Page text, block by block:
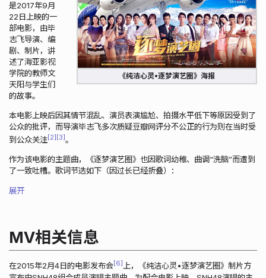
《纯洁心灵•逐梦演艺圈》海报
是2017年9月
22日上映的一
部电影，由毕
志飞导演、编
剧、制片，讲
述了海亚影视
学院的教师文
天阳与学生们
的故事。
本电影上映后因其情节混乱、演员表演尴尬、拍摄水平低下等原因受到了
公众的批评，而导演毕志飞多次质疑豆瓣网评分不公正的行为则在当时受
到公众关注 2 3 。
作为该电影的主题曲，《逐梦演艺圈》也因歌词幼稚、曲调“洗脑”而遭到
了一致吐槽。歌词节选如下（因过长已经折叠）：
展开
MV相关信息
在2015年2月4日的电影发布会 6 上，《纯洁心灵•逐梦演艺圈》制片方